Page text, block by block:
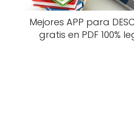
Mejores APP para
gratis en PDF 100%